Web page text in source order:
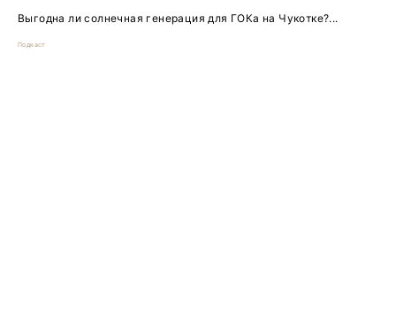
Выгодна ли солнечная генерация для ГОКа на Чукотке?...
Подкаст